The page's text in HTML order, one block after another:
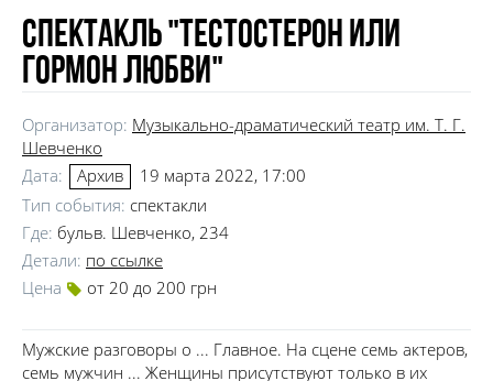
Спектакль "Тестостерон или
гормон любви"
Организатор: Музыкально-драматический театр им. Т. Г.
Шевченко
Дата:
Архив
19 марта 2022, 17:00
Тип события: спектакли
Где: бульв. Шевченко, 234
Детали: по ссылке
Цена
от 20 до 200 грн
Мужские разговоры о ... Главное. На сцене семь актеров,
семь мужчин ... Женщины присутствуют только в их